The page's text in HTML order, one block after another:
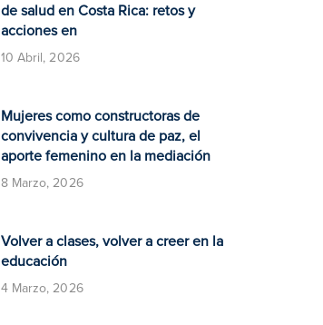
de salud en Costa Rica: retos y
acciones en
10 Abril, 2026
Mujeres como constructoras de
convivencia y cultura de paz, el
aporte femenino en la mediación
8 Marzo, 2026
Volver a clases, volver a creer en la
educación
4 Marzo, 2026